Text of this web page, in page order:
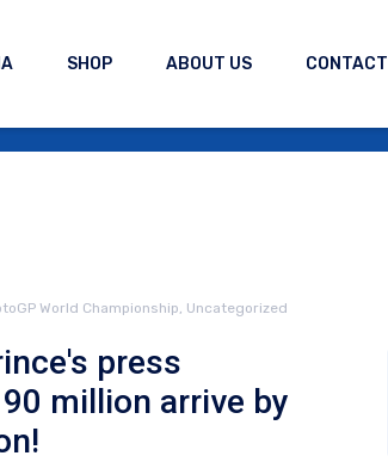
SHOP ABOUT US CONTACT
World Championship, Uncategorized
press
million arrive by